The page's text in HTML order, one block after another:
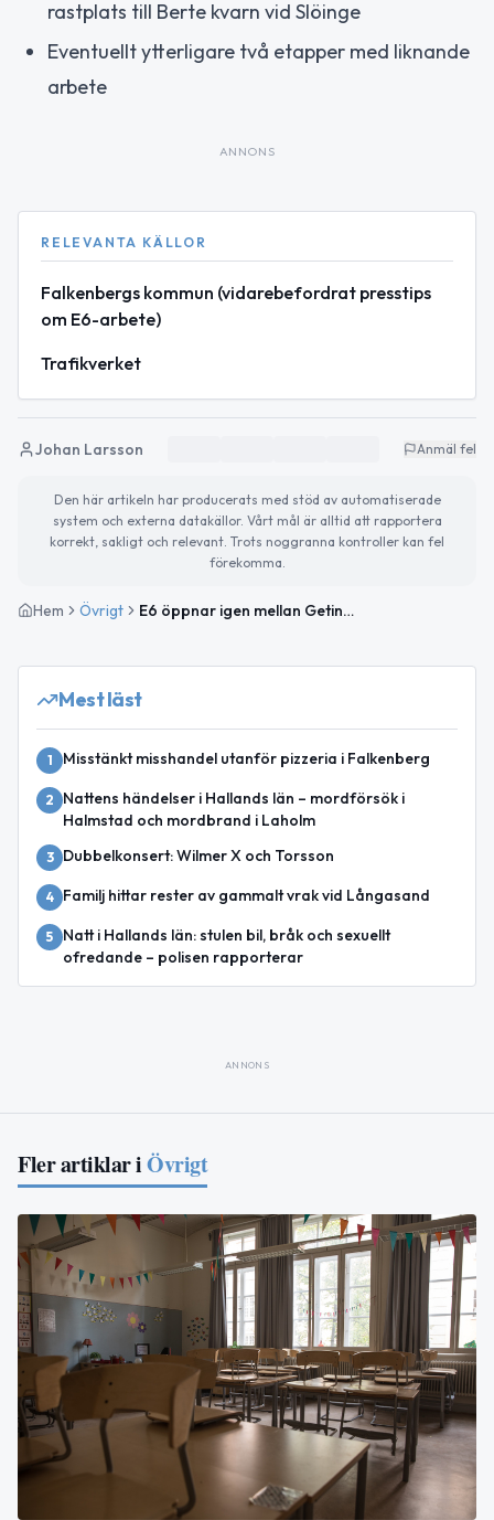
rastplats till Berte kvarn vid Slöinge
Eventuellt ytterligare två etapper med liknande
arbete
ANNONS
RELEVANTA KÄLLOR
Falkenbergs kommun (vidarebefordrat presstips
om E6-arbete)
Trafikverket
Johan Larsson Anmäl fel
Den här artikeln har producerats med stöd av automatiserade
system och externa datakällor. Vårt mål är alltid att rapportera
korrekt, sakligt och relevant. Trots noggranna kontroller kan fel
förekomma.
Hem Övrigt E6 öppnar igen mellan Getinge och Susedalens rastplats – avstängning natten 11–12 juni
Mest läst
1 Misstänkt misshandel utanför pizzeria i Falkenberg
2
Nattens händelser i Hallands län – mordförsök i
Halmstad och mordbrand i Laholm
3 Dubbelkonsert: Wilmer X och Torsson
4 Familj hittar rester av gammalt vrak vid Långasand
5
Natt i Hallands län: stulen bil, bråk och sexuellt
ofredande – polisen rapporterar
ANNONS
Fler artiklar iÖvrigt